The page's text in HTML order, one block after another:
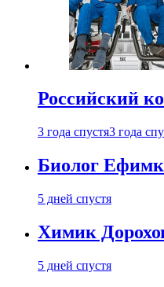
Российский
3 года спустя3 года
Биолог
5 дней спустя
Химик
5 дней спустя